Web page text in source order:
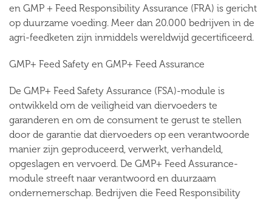
en GMP + Feed Responsibility Assurance (FRA) is gericht
op duurzame voeding. Meer dan 20.000 bedrijven in de
agri-feedketen zijn inmiddels wereldwijd gecertificeerd.
GMP+ Feed Safety en GMP+ Feed Assurance
De GMP+ Feed Safety Assurance (FSA)-module is
ontwikkeld om de veiligheid van diervoeders te
garanderen en om de consument te gerust te stellen
door de garantie dat diervoeders op een verantwoorde
manier zijn geproduceerd, verwerkt, verhandeld,
opgeslagen en vervoerd. De GMP+ Feed Assurance-
module streeft naar verantwoord en duurzaam
ondernemerschap. Bedrijven die Feed Responsibility